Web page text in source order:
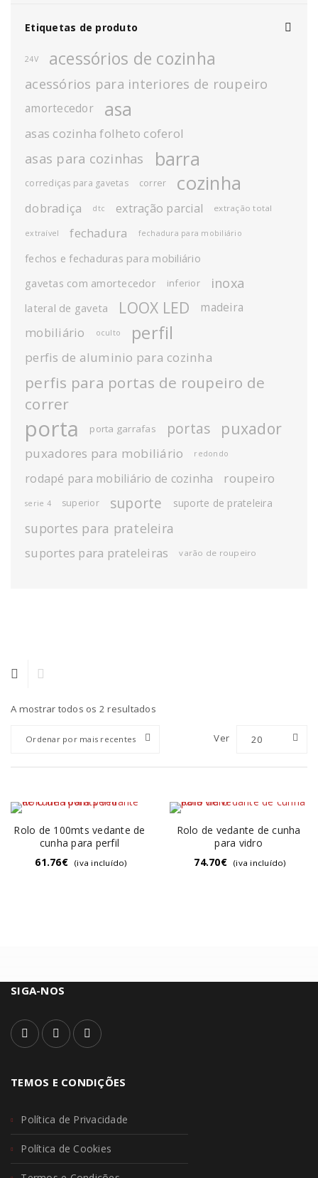
Etiquetas de produto
24V acessórios de cozinha
acessórios para interiores de roupeiro
amortecedor asa
asas cozinha folheto coferol
asas para cozinhas barra
corrediças para gavetas correr cozinha
dobradiça dtc extração parcial extração total
extraível fechadura fechadura para mobiliário
fechos e fechaduras para mobiliário
gavetas com amortecedor
inferior inoxa
lateral de gaveta LOOX LED madeira
mobiliário oculto perfil
perfis de aluminio para cozinha
perfis para portas de roupeiro de
correr
porta porta garrafas portas puxador
puxadores para mobiliário redondo
rodapé para mobiliário de cozinha roupeiro
serie 4 superior suporte suporte de prateleira
suportes para prateleira
suportes para prateleiras varão de roupeiro
A mostrar todos os 2 resultados
Ordenar por mais recentes Ver 20
Rolo de 100mts vedante de
cunha para perfil
61.76€ (iva incluído)
Rolo de vedante de cunha
para vidro
74.70€ (iva incluído)
SIGA-NOS
TEMOS E CONDIÇÕES
Política de Privacidade
Política de Cookies